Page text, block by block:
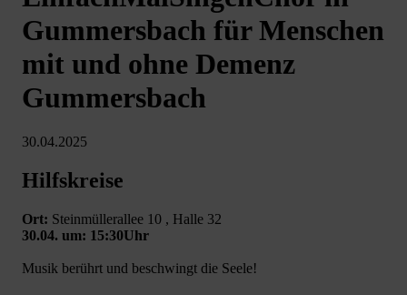
Gummersbach für Menschen
mit und ohne Demenz
Gummersbach
30.04.2025
Hilfskreise
Ort: Steinmüllerallee 10 , Halle 32
30.04. um: 15:30Uhr
Musik berührt und beschwingt die Seele!